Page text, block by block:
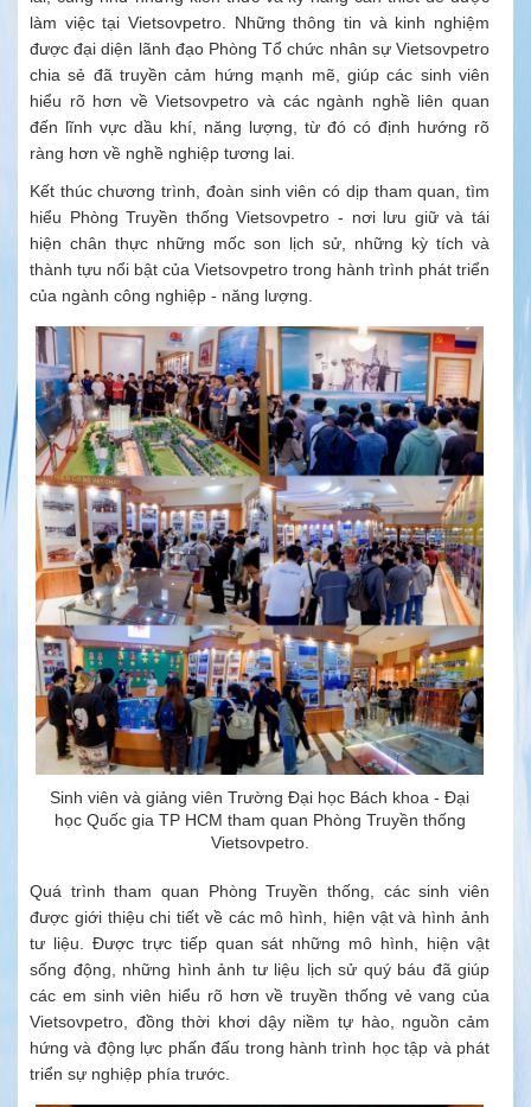
làm việc tại Vietsovpetro. Những thông tin và kinh nghiệm
được đại diện lãnh đạo Phòng Tổ chức nhân sự Vietsovpetro
chia sẻ đã truyền cảm hứng mạnh mẽ, giúp các sinh viên
hiểu rõ hơn về Vietsovpetro và các ngành nghề liên quan
đến lĩnh vực dầu khí, năng lượng, từ đó có định hướng rõ
ràng hơn về nghề nghiệp tương lai.
Kết thúc chương trình, đoàn sinh viên có dịp tham quan, tìm
hiểu Phòng Truyền thống Vietsovpetro - nơi lưu giữ và tái
hiện chân thực những mốc son lịch sử, những kỳ tích và
thành tựu nổi bật của Vietsovpetro trong hành trình phát triển
của ngành công nghiệp - năng lượng.
Sinh viên và giảng viên Trường Đại học Bách khoa - Đại
học Quốc gia TP HCM tham quan Phòng Truyền thống
Vietsovpetro.
Quá trình tham quan Phòng Truyền thống, các sinh viên
được giới thiệu chi tiết về các mô hình, hiện vật và hình ảnh
tư liệu. Được trực tiếp quan sát những mô hình, hiện vật
sống động, những hình ảnh tư liệu lịch sử quý báu đã giúp
các em sinh viên hiểu rõ hơn về truyền thống vẻ vang của
Vietsovpetro, đồng thời khơi dậy niềm tự hào, nguồn cảm
hứng và động lực phấn đấu trong hành trình học tập và phát
triển sự nghiệp phía trước.